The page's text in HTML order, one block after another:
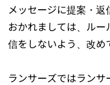
メッセージに提案・
おかれましては、ル
信をしないよう、改め
ランサーズではラン